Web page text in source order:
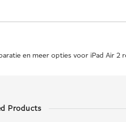
en meer opties voor iPad Air
Products